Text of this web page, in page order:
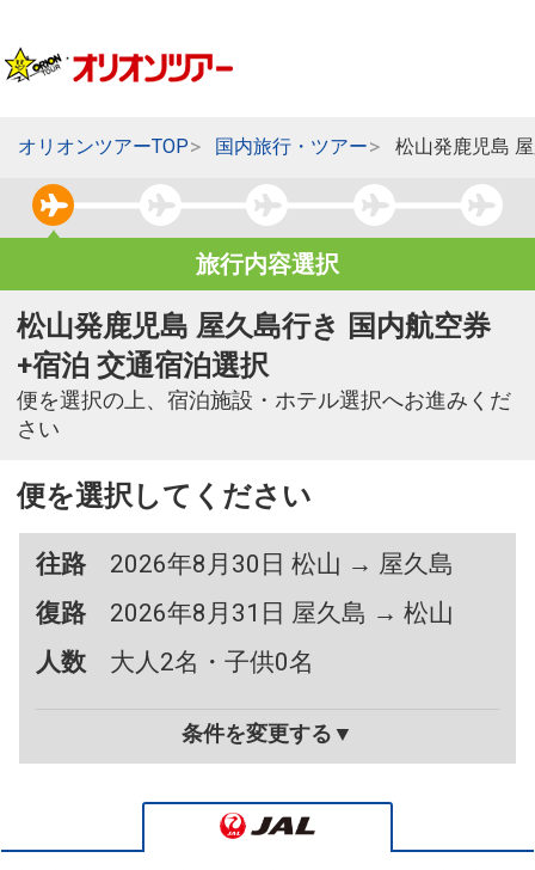
オリオンツアーTOP 国内旅行・ツアー 松山発鹿児島
旅行内容選択
松山発鹿児島 屋久島行き 国内航空券
+宿泊 交通宿泊選択
便を選択の上、宿泊施設・ホテル選択へお進みくだ
さい
便を選択してください
往路
2026年8月30日 松山 → 屋久島
復路
2026年8月31日 屋久島 → 松山
人数
大人2名・子供0名
条件を変更する▼